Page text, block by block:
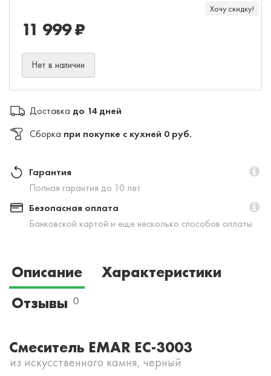
Хочу скидку!
11 999 ₽
Нет в наличии
Доставка до 14 дней
Сборка при покупке с кухней 0 руб.
Гарантия
Полная гарантия до 10 лет
Безопасная оплата
Банковской картой и еще несколько способов оплаты
Описание
Характеристики
Отзывы 0
Смеситель EMAR EC-3003
из искусственного камня, черный